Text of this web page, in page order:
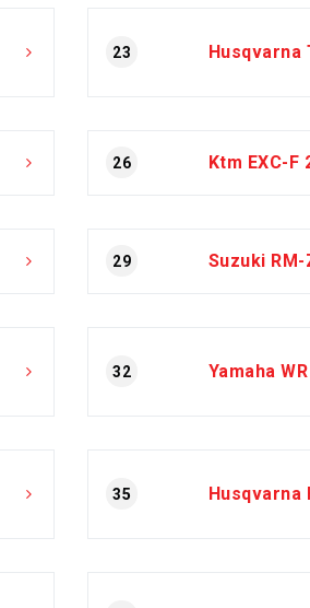
23 Husqvarna
26 Ktm EXC-F
29 Suzuki RM-
32 Yamaha
35 Husqvarna